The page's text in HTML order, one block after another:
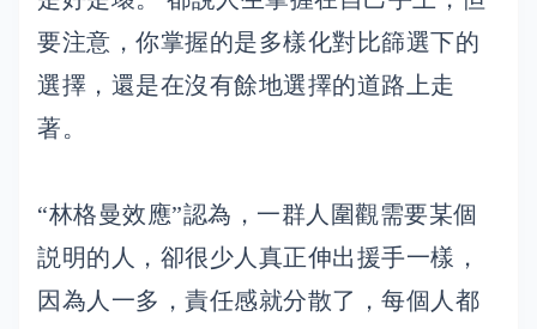
要注意，你掌握的是多樣化對比篩選下的
選擇，還是在沒有餘地選擇的道路上走
著。
“林格曼效應”認為，一群人圍觀需要某個
説明的人，卻很少人真正伸出援手一樣，
因為人一多，責任感就分散了，每個人都